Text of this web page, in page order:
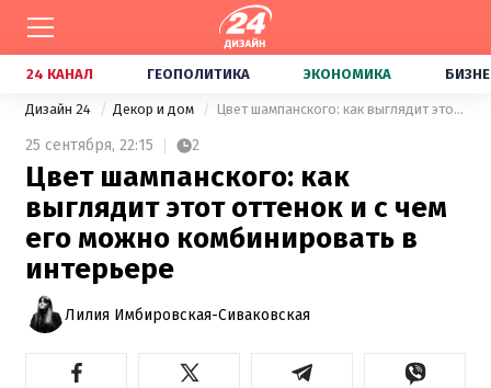
24 КАНАЛ ГЕОПОЛИТИКА ЭКОНОМИКА
Дизайн 24 Декор и дом Цвет шампанского: как выглядит этот оттенок и с чем его можно комбинировать в интерьере
25 сентября, 22:15 2
Цвет шампанского: как
выглядит этот оттенок и с чем
его можно комбинировать в
интерьере
Лилия Имбировская-Сиваковская